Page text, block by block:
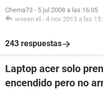
Chema73 - 5 jul 2008 a las 16:05
wosen el - 4 nov 2013 a las
243 respuestas
Laptop acer solo
encendido pero no